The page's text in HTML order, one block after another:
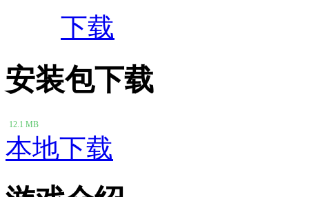
下载
安装包下载
12.1 MB
本地下载